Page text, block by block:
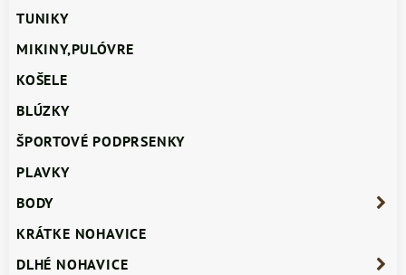
TUNIKY
MIKINY,PULÓVRE
KOŠELE
BLÚZKY
ŠPORTOVÉ PODPRSENKY
PLAVKY
BODY
KRÁTKE NOHAVICE
DLHÉ NOHAVICE